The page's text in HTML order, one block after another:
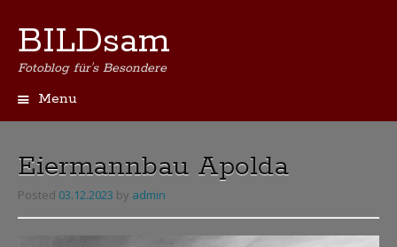
BILDsam
Fotoblog für's Besondere
Menu
Eiermannbau Apolda
Posted 03.12.2023 by admin